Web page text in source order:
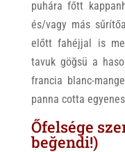
puhára főtt
és/vagy más
előtt fahéjjal is
tavuk göğsü a
francia blanc-
panna cotta
Őfelsége
beğendi!)